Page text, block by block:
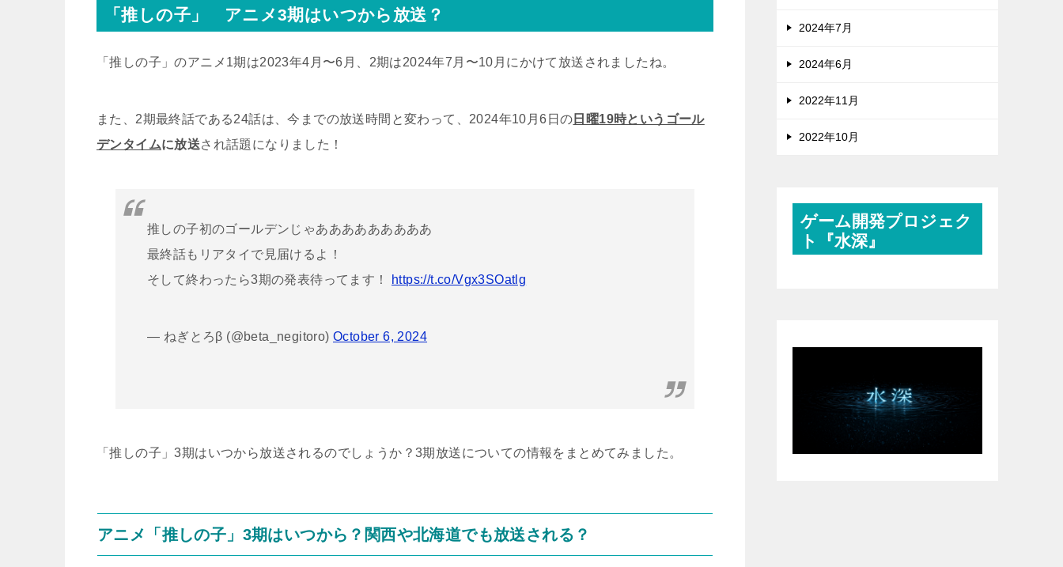
「推しの子」 アニメ3期はいつから放送？
「推しの子」のアニメ1期は2023年4月〜6月、2期は2024年7月〜10月にかけて放送されましたね。
また、2期最終話である24話は、今までの放送時間と変わって、2024年10月6日の 日曜19時というゴール
デンタイムに放送され話題になりました！
推しの子初のゴールデンじゃあああああああああ
最終話もリアタイで見届けるよ！
そして終わったら3期の発表待ってます！
https://t.co/Vgx3SOatlg
— ねぎとろβ (@beta_negitoro)October 6, 2024
「推しの子」3期はいつから放送されるのでしょうか？3期放送についての情報をまとめてみました。
アニメ「推しの子」3期はいつから？関西や北海道でも放送される？
2024年7月
2024年6月
2022年11月
2022年10月
ゲーム開発プロジェク
ト『水深』